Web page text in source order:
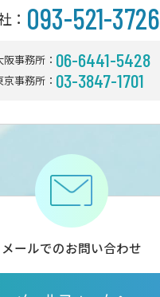
： 093-521-3726
阪事務所： 06-6441-5428
京事務所： 03-3847-1701
メールでのお問い合わせ